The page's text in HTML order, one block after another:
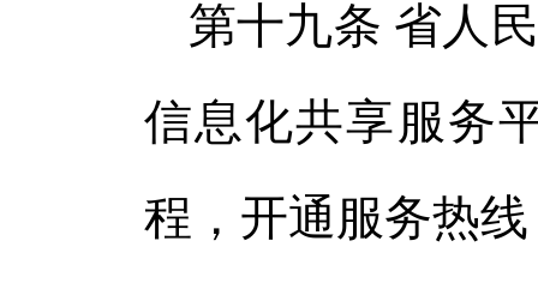
第十九条 省人
信息化共享服务
程，开通服务热